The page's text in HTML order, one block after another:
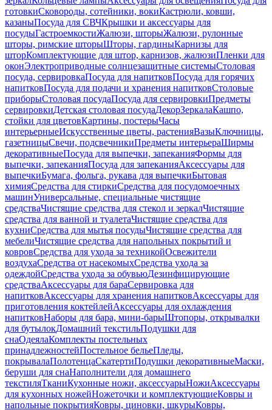
готовкиСковороды, сотейники, вокиКастрюли, ковши,
казаныПосуда для СВЧКрышки и аксессуары для
посудыГастроемкостиЖалюзи, шторыЖалюзи, рулонные
шторы, римские шторыШторы, гардиныКарнизы для
шторКомплектующие для штор, карнизов, жалюзиПленки для
оконЭлектроприводные солнцезащитные системыСтоловая
посуда, сервировкаПосуда для напитковПосуда для горячих
напитковПосуда для подачи и хранения напитковСтоловые
приборыСтоловая посудаПосуда для сервировкиПредметы
сервировкиДетская столовая посудаДекорЗеркалаКашпо,
стойки для цветовКартины, постерыЧасы
интерьерныеИскусственные цветы, растенияВазыКлючницы,
газетницыСвечи, подсвечникиПредметы интерьераШирмы
декоративныеПосуда для выпечки, запеканияФормы для
выпечки, запеканияПосуда для запеканияАксессуары для
выпечкиБумага, фольга, рукава для выпечкиБытовая
химияСредства для стиркиСредства для посудомоечных
машинУниверсальные, специальные чистящие
средстваЧистящие средства для стекол и зеркалЧистящие
средства для ванной и туалетаЧистящие средства для
кухниСредства для мытья посудыЧистящие средства для
мебелиЧистящие средства для напольных покрытий и
ковровСредства для ухода за техникойОсвежители
воздухаСредства от насекомыхСредства ухода за
одеждойСредства ухода за обувьюДезинфицирующие
средстваАксессуары для бараСервировка для
напитковАксессуары для хранения напитковАксессуары для
приготовления коктейлейАксессуары для охлаждения
напитковНаборы для бара, мини-барыШтопоры, открывалки
для бутылокДомашний текстильПодушки для
снаОдеялаКомплекты постельных
принадлежностейПостельное бельеПледы,
покрывалаПолотенцаСкатертиПодушки декоративныеМаски,
беруши для снаНаполнители для домашнего
текстиляТканиКухонные ножи, аксессуарыНожиАксессуары
для кухонных ножейНожеточки и комплектующиеКовры и
напольные покрытияКовры, циновки, шкурыКовры,